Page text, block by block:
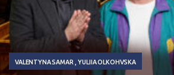
VALENTYNA SAMAR YULIIA OLKOHVSKA